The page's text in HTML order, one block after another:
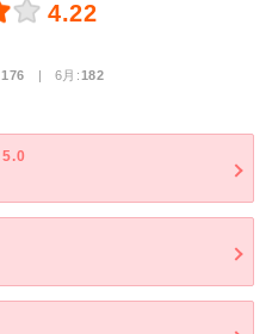
4.22
176 | 6月:182
5.0